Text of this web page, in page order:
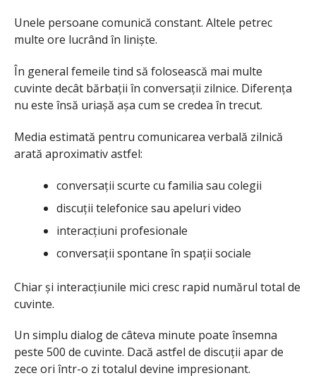
Unele persoane comunică constant. Altele petrec
multe ore lucrând în liniște.
În general femeile tind să folosească mai multe
cuvinte decât bărbații în conversații zilnice. Diferența
nu este însă uriașă așa cum se credea în trecut.
Media estimată pentru comunicarea verbală zilnică
arată aproximativ astfel:
conversații scurte cu familia sau colegii
discuții telefonice sau apeluri video
interacțiuni profesionale
conversații spontane în spații sociale
Chiar și interacțiunile mici cresc rapid numărul total de
cuvinte.
Un simplu dialog de câteva minute poate însemna
peste 500 de cuvinte. Dacă astfel de discuții apar de
zece ori într-o zi totalul devine impresionant.